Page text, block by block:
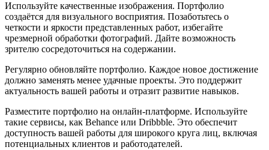
Используйте качественные изображения. Портфолио
создаётся для визуального восприятия. Позаботьтесь о
четкости и яркости представленных работ, избегайте
чрезмерной обработки фотографий. Дайте возможность
зрителю сосредоточиться на содержании.
Регулярно обновляйте портфолио. Каждое новое достижение
должно заменять менее удачные проекты. Это поддержит
актуальность вашей работы и отразит развитие навыков.
Разместите портфолио на онлайн-платформе. Используйте
такие сервисы, как Behance или Dribbble. Это обеспечит
доступность вашей работы для широкого круга лиц, включая
потенциальных клиентов и работодателей.